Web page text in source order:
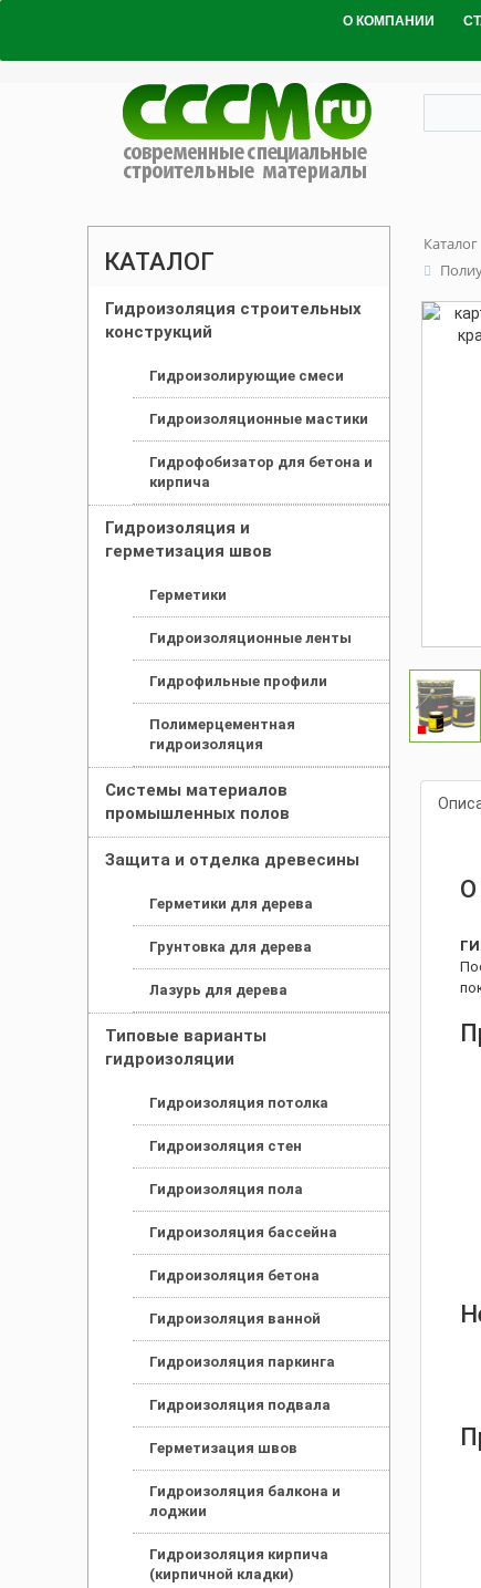
О КОМПАНИИ
КАТАЛОГ
Гидроизоляция строительных
конструкций
Гидроизолирующие смеси
Гидроизоляционные мастики
Гидрофобизатор для бетона и
кирпича
Гидроизоляция и
герметизация швов
Герметики
Гидроизоляционные ленты
Гидрофильные профили
Полимерцементная
гидроизоляция
Системы материалов
промышленных полов
Защита и отделка древесины
Герметики для дерева
Грунтовка для дерева
Лазурь для дерева
Типовые варианты
гидроизоляции
Гидроизоляция потолка
Гидроизоляция стен
Гидроизоляция пола
Гидроизоляция бассейна
Гидроизоляция бетона
Гидроизоляция ванной
Гидроизоляция паркинга
Гидроизоляция подвала
Герметизация швов
Гидроизоляция балкона и
лоджии
Гидроизоляция кирпича
(кирпичной кладки)
Каталог
О